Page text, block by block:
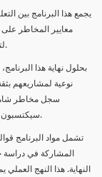
يجمع هذا البرنامج بين
معايير المخاطر
لتحديد وتصنيف وإدارة المخاطر على مدار دورة حياة المشروع.
بحلول نهاية هذا
نوعية لمشاريعهم
سجل مخاطر
سيكتسبون المهارات لتقديم تقييمات المخاطر عبر لوحة معلومات فعالة.
تشمل مواد البرنامج
المشاركة في دراسة
النهاية. هذا النهج